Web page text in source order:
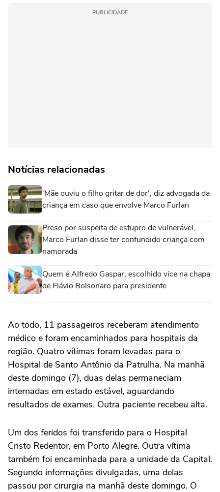
PUBLICIDADE
Notícias relacionadas
'Mãe ouviu o filho gritar de dor', diz advogada da
criança em caso que envolve Marco Furlan
Preso por suspeita de estupro de vulnerável,
Marco Furlan disse ter confundido criança com
namorada
Quem é Alfredo Gaspar, escolhido vice na chapa
de Flávio Bolsonaro para presidente
Ao todo, 11 passageiros receberam atendimento
médico e foram encaminhados para hospitais da
região. Quatro vítimas foram levadas para o
Hospital de Santo Antônio da Patrulha. Na manhã
deste domingo (7), duas delas permaneciam
internadas em estado estável, aguardando
resultados de exames. Outra paciente recebeu alta.
Um dos feridos foi transferido para o Hospital
Cristo Redentor, em Porto Alegre. Outra vítima
também foi encaminhada para a unidade da Capital.
Segundo informações divulgadas, uma delas
passou por cirurgia na manhã deste domingo. O